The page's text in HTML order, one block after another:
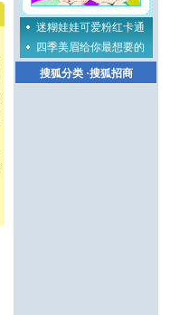
迷糊娃娃可爱粉红卡通
四季美眉给你最想要的
搜狐分类·搜狐招商